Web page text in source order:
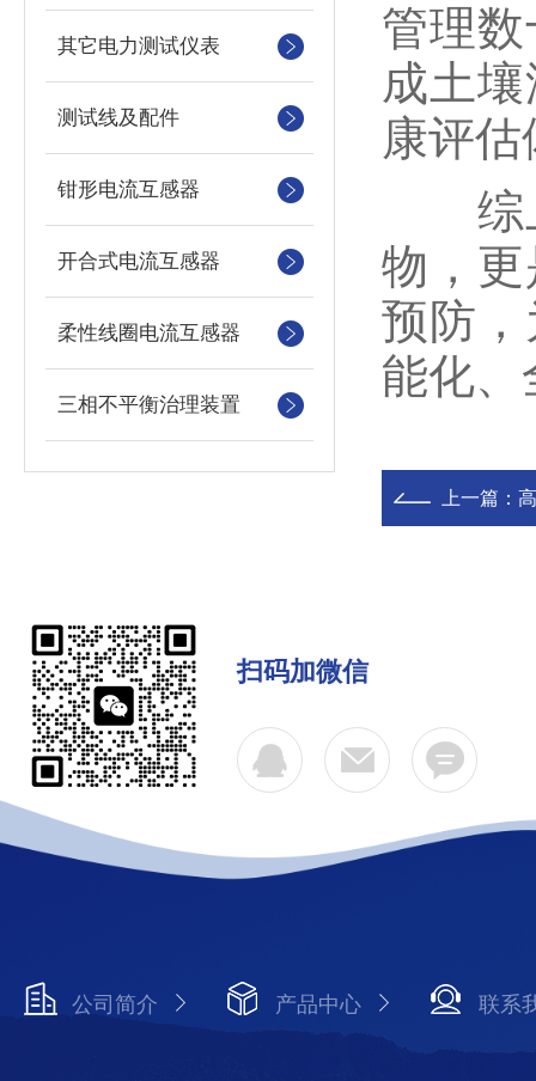
其它电力测试仪表
测试线及配件
钳形电流互感器
开合式电流互感器
柔性线圈电流互感器
三相不平衡治理装置
管理
成土
康评
综上
物，
预防
能化、
上一篇：
扫码加微信
公司简介 产品中心 联系